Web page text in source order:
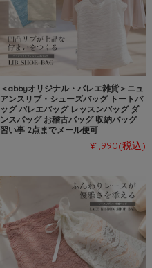
＜abbyオリジナル・バレエ雑貨＞ニュ
アンスリブ・シューズバッグ トートバ
ッグ バレエバッグ レッスンバッグ ダ
ンスバッグ お稽古バッグ 収納バッグ
習い事 2点までメール便可
¥1,990(税込)